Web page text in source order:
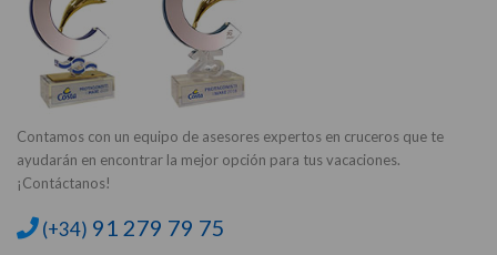
Contamos con un equipo de asesores expertos en cruceros que te
ayudarán en encontrar la mejor opción para tus vacaciones.
¡Contáctanos!
(+34) 91 279 79 75